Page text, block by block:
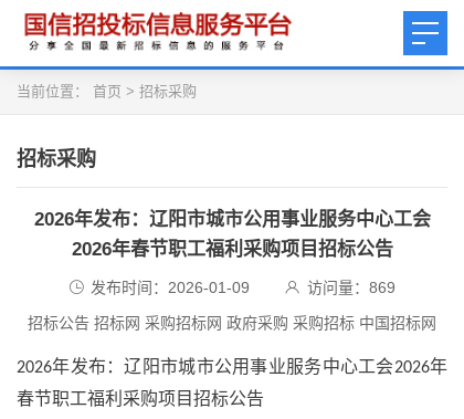
当前位置： 首页 > 招标采购
招标采购
2026年发布：辽阳市城市公用事业服务中心工会
2026年春节职工福利采购项目招标公告
发布时间：2026-01-09 访问量： 869
招标公告 招标网 采购招标网 政府采购 采购招标 中国招标网
2026年发布 ：辽阳市城市公用事业服务中心工会2026年
春节职工福利采购项目招标公告